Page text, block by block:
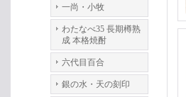
一尚・小牧
わたなべ35 長期樽熟
成 本格焼酎
六代目百合
銀の水・天の刻印